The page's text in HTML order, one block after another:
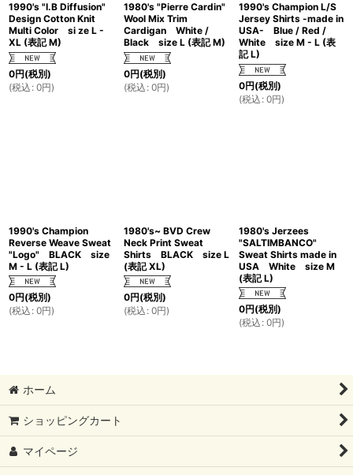
1990's "I.B Diffusion"
Design Cotton Knit
Multi Color si ze L -
XL (表記 M)
0円(税別)
(税込 : 0円)
1980's "Pierre Cardin"
Wool Mix Trim
Cardigan White /
Black size L (表記 M)
0円(税別)
(税込 : 0円)
1990's Champion L/S
Jersey Shirts -made in
USA- Blue / Red /
White size M - L (表
記 L)
0円(税別)
(税込 : 0円)
1990's Champion
Reverse Weave Sweat
"Logo" BLACK size
M - L (表記 L)
0円(税別)
(税込 : 0円)
1980's~ BVD Crew
Neck Print Sweat
Shirts BLACK size L
(表記 XL)
0円(税別)
(税込 : 0円)
1980's Jerzees
"SALTIMBANCO"
Sweat Shirts made in
USA White size M
(表記 L)
0円(税別)
(税込 : 0円)
ホーム
ショッピングカート
マイページ